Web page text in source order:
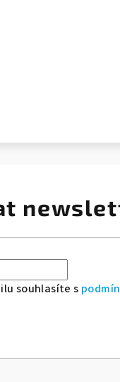
souhlasíte s